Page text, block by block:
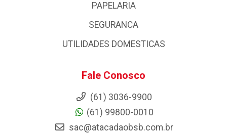
PAPELARIA
SEGURANCA
UTILIDADES DOMESTICAS
Fale Conosco
(61) 3036-9900
(61) 99800-0010
sac@atacadaobsb.com.br